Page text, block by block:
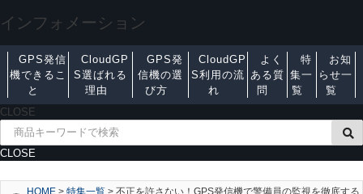
インフォメーション
GPS発信
機できるこ
と
CloudGP
S選ばれる
理由
GPS発
信機の選
び方
CloudGP
S利用の流
れ
よく
ある質
問
特
集一
覧
お知
らせ一
覧
CLOSE
CLOSE
HOME > 特集一覧 > 不正を許さない！GPS発信機で警備員の監視を徹底する